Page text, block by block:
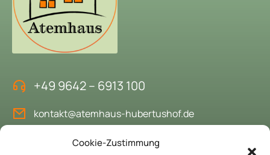
Cookie-Zustimmung
+49 9642 – 6913 100
kontakt@atemhaus-hubertushof.de